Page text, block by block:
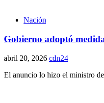
Nación
Gobierno adoptó
abril 20, 2026 cdn24
El anuncio lo hizo el ministro